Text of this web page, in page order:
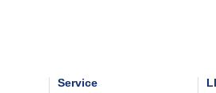
Service